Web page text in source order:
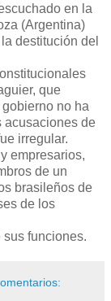
en la
(Argentina)
destitución del
que
no ha
acusaciones de
irregular.
empresarios,
de un
brasileños de
de los
sus funciones.